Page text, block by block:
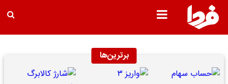
برترین‌ها